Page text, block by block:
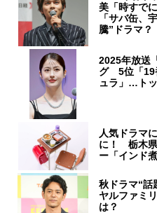
美「時すで
「サバ缶、
騰”ドラマ？
2025年放送
グ 5位「19
ュラ」…ト
人気ドラマ
に！ 栃木県
ー「インド
秋ドラマ“
ヤルファミ
は？